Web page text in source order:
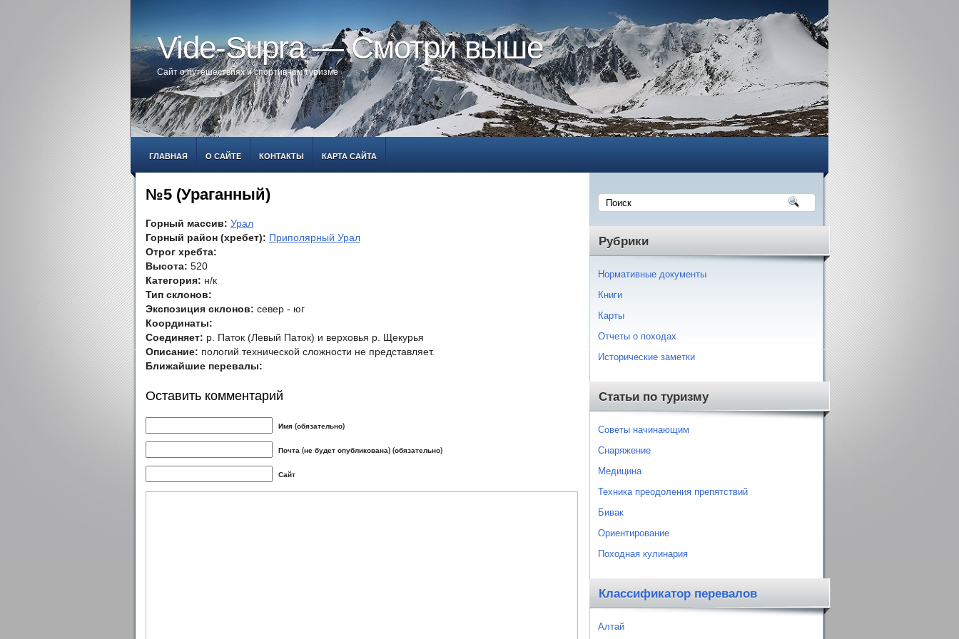
Vide-Supra — Смотри выше
Сайт о путешествиях и спортивном туризме
ГЛАВНАЯ О САЙТЕ КОНТАКТЫ КАРТА САЙТА
№5 (Ураганный)
Горный массив: Урал
Горный район (хребет): Приполярный Урал
Отрог хребта:
Высота: 520
Категория: н/к
Тип склонов:
Экспозиция склонов: север - юг
Координаты:
Соединяет: р. Паток (Левый Паток) и верховья р. Щекурья
Описание: пологий технической сложности не представляет.
Ближайшие перевалы:
Оставить комментарий
Имя (обязательно)
Почта (не будет опубликована) (обязательно)
Сайт
Рубрики
Нормативные документы
Книги
Карты
Отчеты о походах
Исторические заметки
Статьи по туризму
Советы начинающим
Снаряжение
Медицина
Техника преодоления препятствий
Бивак
Ориентирование
Походная кулинария
Классификатор перевалов
Алтай